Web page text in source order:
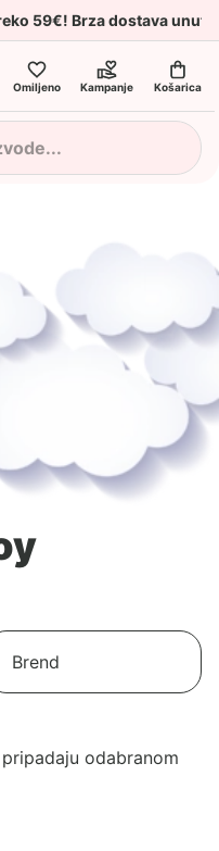
59€! Brza dostava
Omiljeno Kampanje Košarica
odabranom